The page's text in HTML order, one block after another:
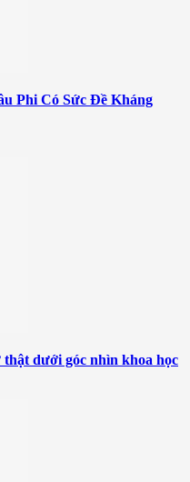
Phi Có Sức Đề Kháng
dưới góc nhìn khoa học